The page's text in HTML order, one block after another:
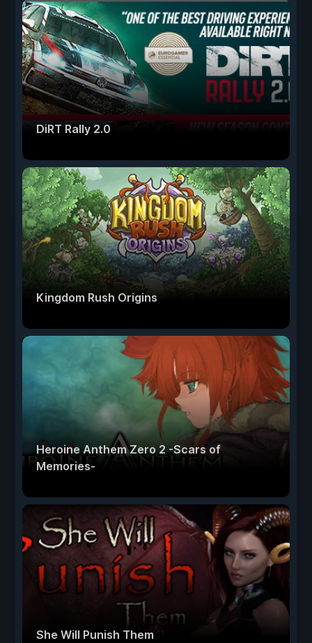
DiRT Rally 2.0
Kingdom Rush Origins
Heroine Anthem Zero 2 -Scars of
Memories-
She Will Punish Them